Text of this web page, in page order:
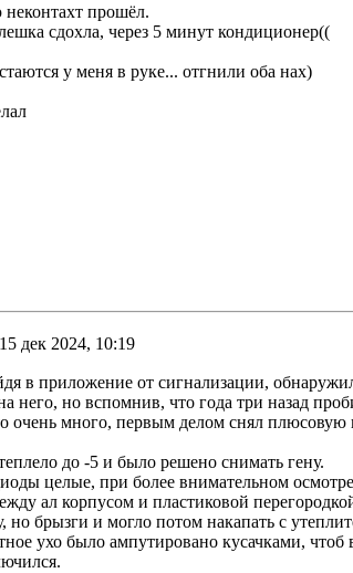
прошёл.
сдохла, через 5 минут кондиционер((
у меня в руке... отгнили оба нах)
дек 2024, 10:19
в приложение от сигнализации,
него, но вспомнив, что года три назад
очень много, первым делом снял
до -5 и было решено снимать гену.
целые, при более внимательном
ал корпусом и пластиковой
брызги и могло потом накапать с
ухо было ампутировано кусачками, чтоб